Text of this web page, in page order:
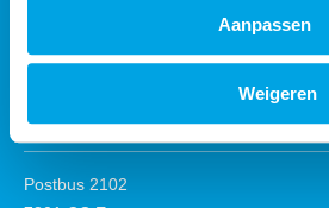
Aanpassen
Weigeren
Instagram
Postbus 2102